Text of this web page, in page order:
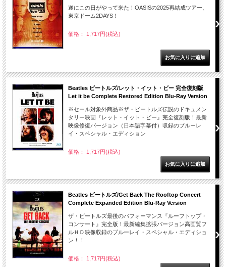
遂にこの日がやって来た！OASISの2025再結成ツアー、
東京ドーム2DAYS！
価格： 1,717円(税込)
Beatles ビートルズ/レット・イット・ビー 完全復刻版
Let it be Complete Restored Edition Blu-Ray Version
※セール対象外商品※ザ・ビートルズ伝説のドキュメン
タリー映画『レット・イット・ビー』完全復刻版！最新
映像修復バージョン（日本語字幕付）収録のブルーレ
イ・スペシャル・エディション
価格： 1,717円(税込)
Beatles ビートルズ/Get Back The Rooftop Concert
Complete Expanded Edition Blu-Ray Version
ザ・ビートルズ最後のパフォーマンス『ルーフトップ・
コンサート』完全版！最新編集拡張バージョン高画質フ
ルＨＤ映像収録のブルーレイ・スペシャル・エディショ
ン！！
価格： 1,717円(税込)